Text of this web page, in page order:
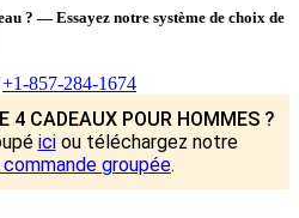
? — Essayez notre système de choix de
+1-857-284-1674
4 CADEAUX POUR HOMMES ?
iciou téléchargez notre
groupée.